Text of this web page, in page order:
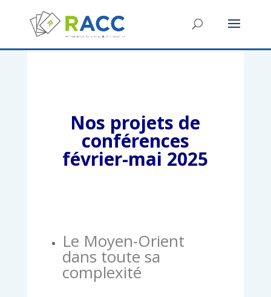
Nos projets de
conférences
février-mai 2025
Le Moyen-Orient
dans toute sa
complexité